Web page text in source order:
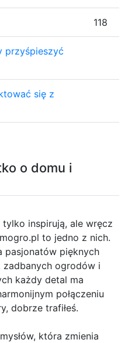
o domu i
inspirują, ale wręcz
to jedno z nich.
pasjonatów pięknych
ogrodów i
każdy detal ma
połączeniu
dobrze trafiłeś.
która zmienia
118
przyśpieszyć
się z